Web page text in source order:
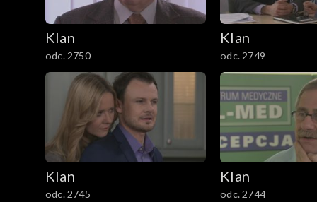
501–600
401–500
301–400
201–300
101–200
Klan
odc. 2750
Klan
odc. 2749
Klan
odc. 2745
Klan
odc. 2744